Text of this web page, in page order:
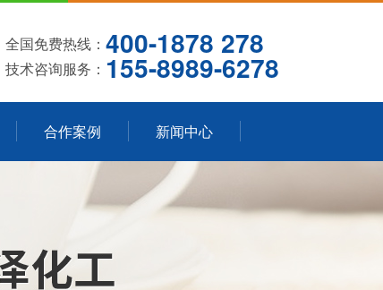
全国免费热线： 400-1878 278
技术咨询服务： 155-8989-6278
合作案例 新闻中心